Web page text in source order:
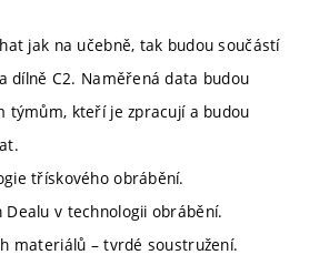
jak na učebně, tak budou součástí
dílně C2. Naměřená data budou
týmům, kteří je zpracují a budou
třískového obrábění.
v technologii obrábění.
materiálů – tvrdé soustružení.